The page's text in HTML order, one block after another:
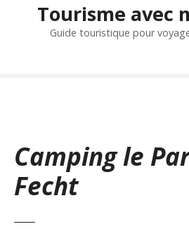
Tourisme avec
Guide touristique pour
Camping le
Fecht